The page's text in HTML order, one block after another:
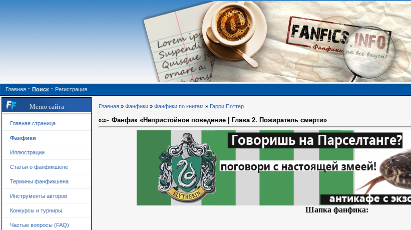
Главная :: Поиск :: Регистрация
Меню сайта
Главная страница
Фанфики
Иллюстрации
Статьи о фанфикшене
Термины фанфикшена
Инструменты авторов
Конкурсы и турниры
Частые вопросы (FAQ)
Главная » Фанфики » Фанфики по книгам » Гарри Поттер
Фанфик «Непристойное поведение | Глава 2. Пожиратель смерти»
Шапка фанфика: